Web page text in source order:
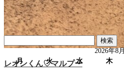
レオンくん♡マルプー
索:
2026年8月
月
火 水 木